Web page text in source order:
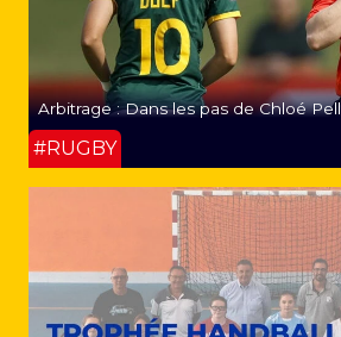
Arbitrage : Dans les pas de Chloé
#RUGBY